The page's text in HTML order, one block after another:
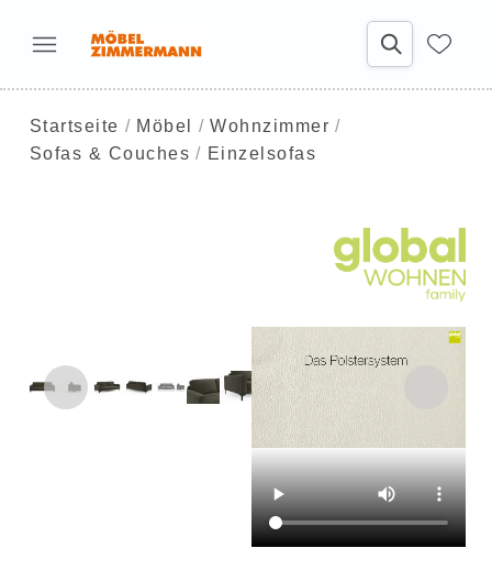
Startseite Möbel
Wohnzimmer
Sofas & Couches
Einzelsofas